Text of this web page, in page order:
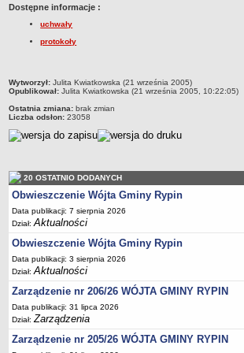
Zadania publiczne
Realizacja zadań publicznych
Rejestr zbiorów danych osobowych
Rejestr instytucji kultury
RODO Klauzule informacyjne
URZĄD GMINY
Dane teleadresowe
Tabela informacyjna
Czas pracy urzędu
Nr konta bankowego, NIP, REGON
Pracownicy urzędu - urząd gminy
Pracownicy urzędu - baza magazynowo -
Kompetencje referatów
Regulamin organizacyjny
Dostępne informacje :
uchwały
protokoły
metryczka
Wytworzył: Julita Kwiatkowska (21 września 2005)
Opublikował: Julita Kwiatkowska (21 września 2005, 10:22:05)
Ostatnia zmiana: brak zmian
Liczba odsłon: 23058
20 OSTATNIO DODANYCH
Obwieszczenie Wójta Gminy Rypin
Data publikacji: 7 sierpnia 2026
Dział:Aktualności
Obwieszczenie Wójta Gminy Rypin
Data publikacji: 3 sierpnia 2026
Dział:Aktualności
Zarządzenie nr 206/26 WÓJTA GMINY RYPIN
Data publikacji: 31 lipca 2026
Dział:Zarządzenia
Zarządzenie nr 205/26 WÓJTA GMINY RYPIN